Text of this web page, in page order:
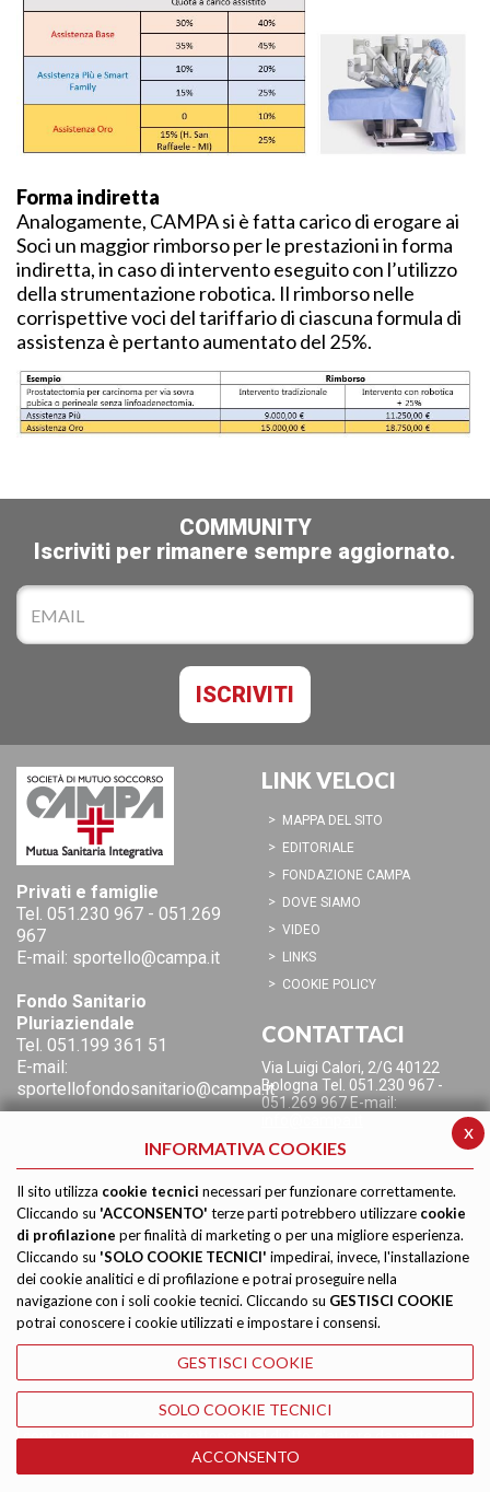
Forma indiretta
Analogamente, CAMPA si è fatta carico di erogare ai
Soci un maggior rimborso per le prestazioni in forma
indiretta, in caso di intervento eseguito con l’utilizzo
della strumentazione robotica. Il rimborso nelle
corrispettive voci del tariffario di ciascuna formula di
assistenza è pertanto aumentato del 25%.
COMMUNITY
Iscriviti per rimanere sempre aggiornato.
LINK VELOCI
MAPPA DEL SITO
EDITORIALE
FONDAZIONE CAMPA
DOVE SIAMO
VIDEO
LINKS
COOKIE POLICY
CONTATTACI
Via Luigi Calori, 2/G 40122
Bologna Tel. 051.230 967 -
051.269 967E-mail:
Privati e famiglie
Tel. 051.230 967 - 051.269
967
E-mail: sportello@campa.it
Fondo Sanitario
Pluriaziendale
Tel. 051.199 361 51
E-mail:
sportellofondosanitario@campa.it
I contenuti del sito sono sottoposti al diritto d'autore da parte della
CAMPA. Ne è vietata la riproduzione. © Copyright CAMPA
x
INFORMATIVA COOKIES
Il sito utilizza cookie tecnici necessari per funzionare correttamente.
Cliccando su 'ACCONSENTO' terze parti potrebbero utilizzare cookie
di profilazione per finalità di marketing o per una migliore esperienza.
Cliccando su 'SOLO COOKIE TECNICI' impedirai, invece, l'installazione
dei cookie analitici e di profilazione e potrai proseguire nella
navigazione con i soli cookie tecnici. Cliccando su GESTISCI COOKIE
potrai conoscere i cookie utilizzati e impostare i consensi.
GESTISCI COOKIE
SOLO COOKIE TECNICI
ACCONSENTO